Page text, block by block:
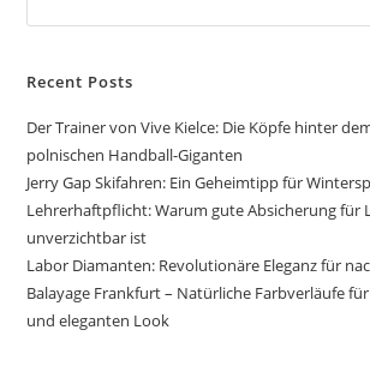
Recent Posts
Der Trainer von Vive Kielce: Die Köpfe hinter
polnischen Handball-Giganten
Jerry Gap Skifahren: Ein Geheimtipp für
Lehrerhaftpflicht: Warum gute Absicherung für
unverzichtbar ist
Labor Diamanten: Revolutionäre Eleganz für
Balayage Frankfurt – Natürliche Farbverläufe
und eleganten Look